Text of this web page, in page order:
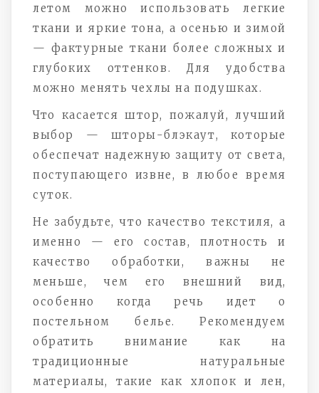
летом можно использовать легкие
ткани и яркие тона, а осенью и зимой
— фактурные ткани более сложных и
глубоких оттенков. Для удобства
можно менять чехлы на подушках.
Что касается штор, пожалуй, лучший
выбор — шторы-блэкаут, которые
обеспечат надежную защиту от света,
поступающего извне, в любое время
суток.
Не забудьте, что качество текстиля, а
именно — его состав, плотность и
качество обработки, важны не
меньше, чем его внешний вид,
особенно когда речь идет о
постельном белье. Рекомендуем
обратить внимание как на
традиционные натуральные
материалы, такие как хлопок и лен,